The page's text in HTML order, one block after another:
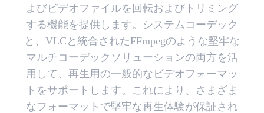
よびビデオファイルを回転およびトリミング
する機能を提供します。システムコーデック
と、VLCと統合されたFFmpegのような堅牢な
マルチコーデックソリューションの両方を活
用して、再生用の一般的なビデオフォーマッ
トをサポートします。これにより、さまざま
なフォーマットで堅牢な再生体験が保証され